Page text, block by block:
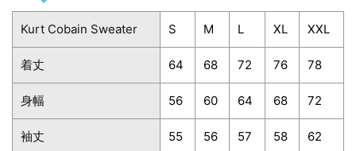
Kurt Cobain Sweater S M L XL XXL
着丈 64 68 72 76 78
身幅 56 60 64 68 72
袖丈 55 56 57 58 62